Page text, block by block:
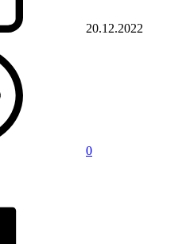
20.12.2022
0